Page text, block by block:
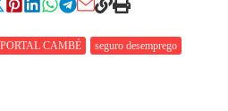
PORTAL CAMBÉ
seguro desemprego